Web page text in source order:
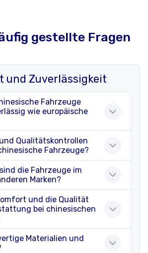
gestellte Fragen
und Zuverlässigkeit
Fahrzeuge
wie europäische
Qualitätskontrollen
Fahrzeuge?
die Fahrzeuge im
Marken?
und die Qualität
bei chinesischen
Materialien und